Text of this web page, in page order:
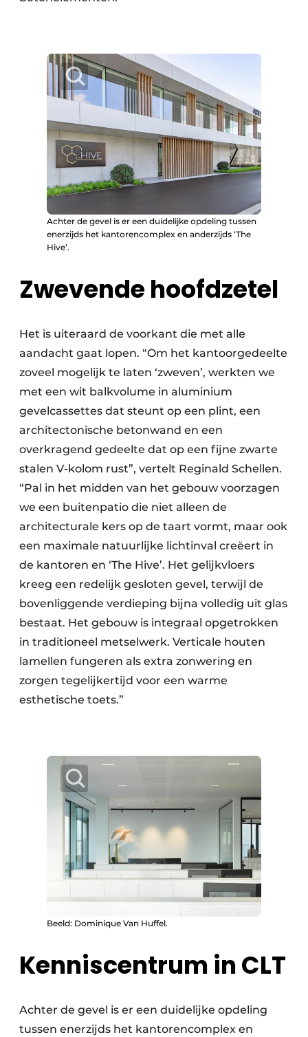
Achter de gevel is er een duidelijke opdeling tussen
enerzijds het kantorencomplex en anderzijds ‘The
Hive’.
Zwevende hoofdzetel
Het is uiteraard de voorkant die met alle
aandacht gaat lopen. “Om het kantoorgedeelte
zoveel mogelijk te laten ‘zweven’, werkten we
met een wit balkvolume in aluminium
gevelcassettes dat steunt op een plint, een
architectonische betonwand en een
overkragend gedeelte dat op een fijne zwarte
stalen V-kolom rust”, vertelt Reginald Schellen.
“Pal in het midden van het gebouw voorzagen
we een buitenpatio die niet alleen de
architecturale kers op de taart vormt, maar ook
een maximale natuurlijke lichtinval creëert in
de kantoren en ‘The Hive’. Het gelijkvloers
kreeg een redelijk gesloten gevel, terwijl de
bovenliggende verdieping bijna volledig uit glas
bestaat. Het gebouw is integraal opgetrokken
in traditioneel metselwerk. Verticale houten
lamellen fungeren als extra zonwering en
zorgen tegelijkertijd voor een warme
esthetische toets.”
Beeld: Dominique Van Huffel.
Kenniscentrum in CLT
Achter de gevel is er een duidelijke opdeling
tussen enerzijds het kantorencomplex en